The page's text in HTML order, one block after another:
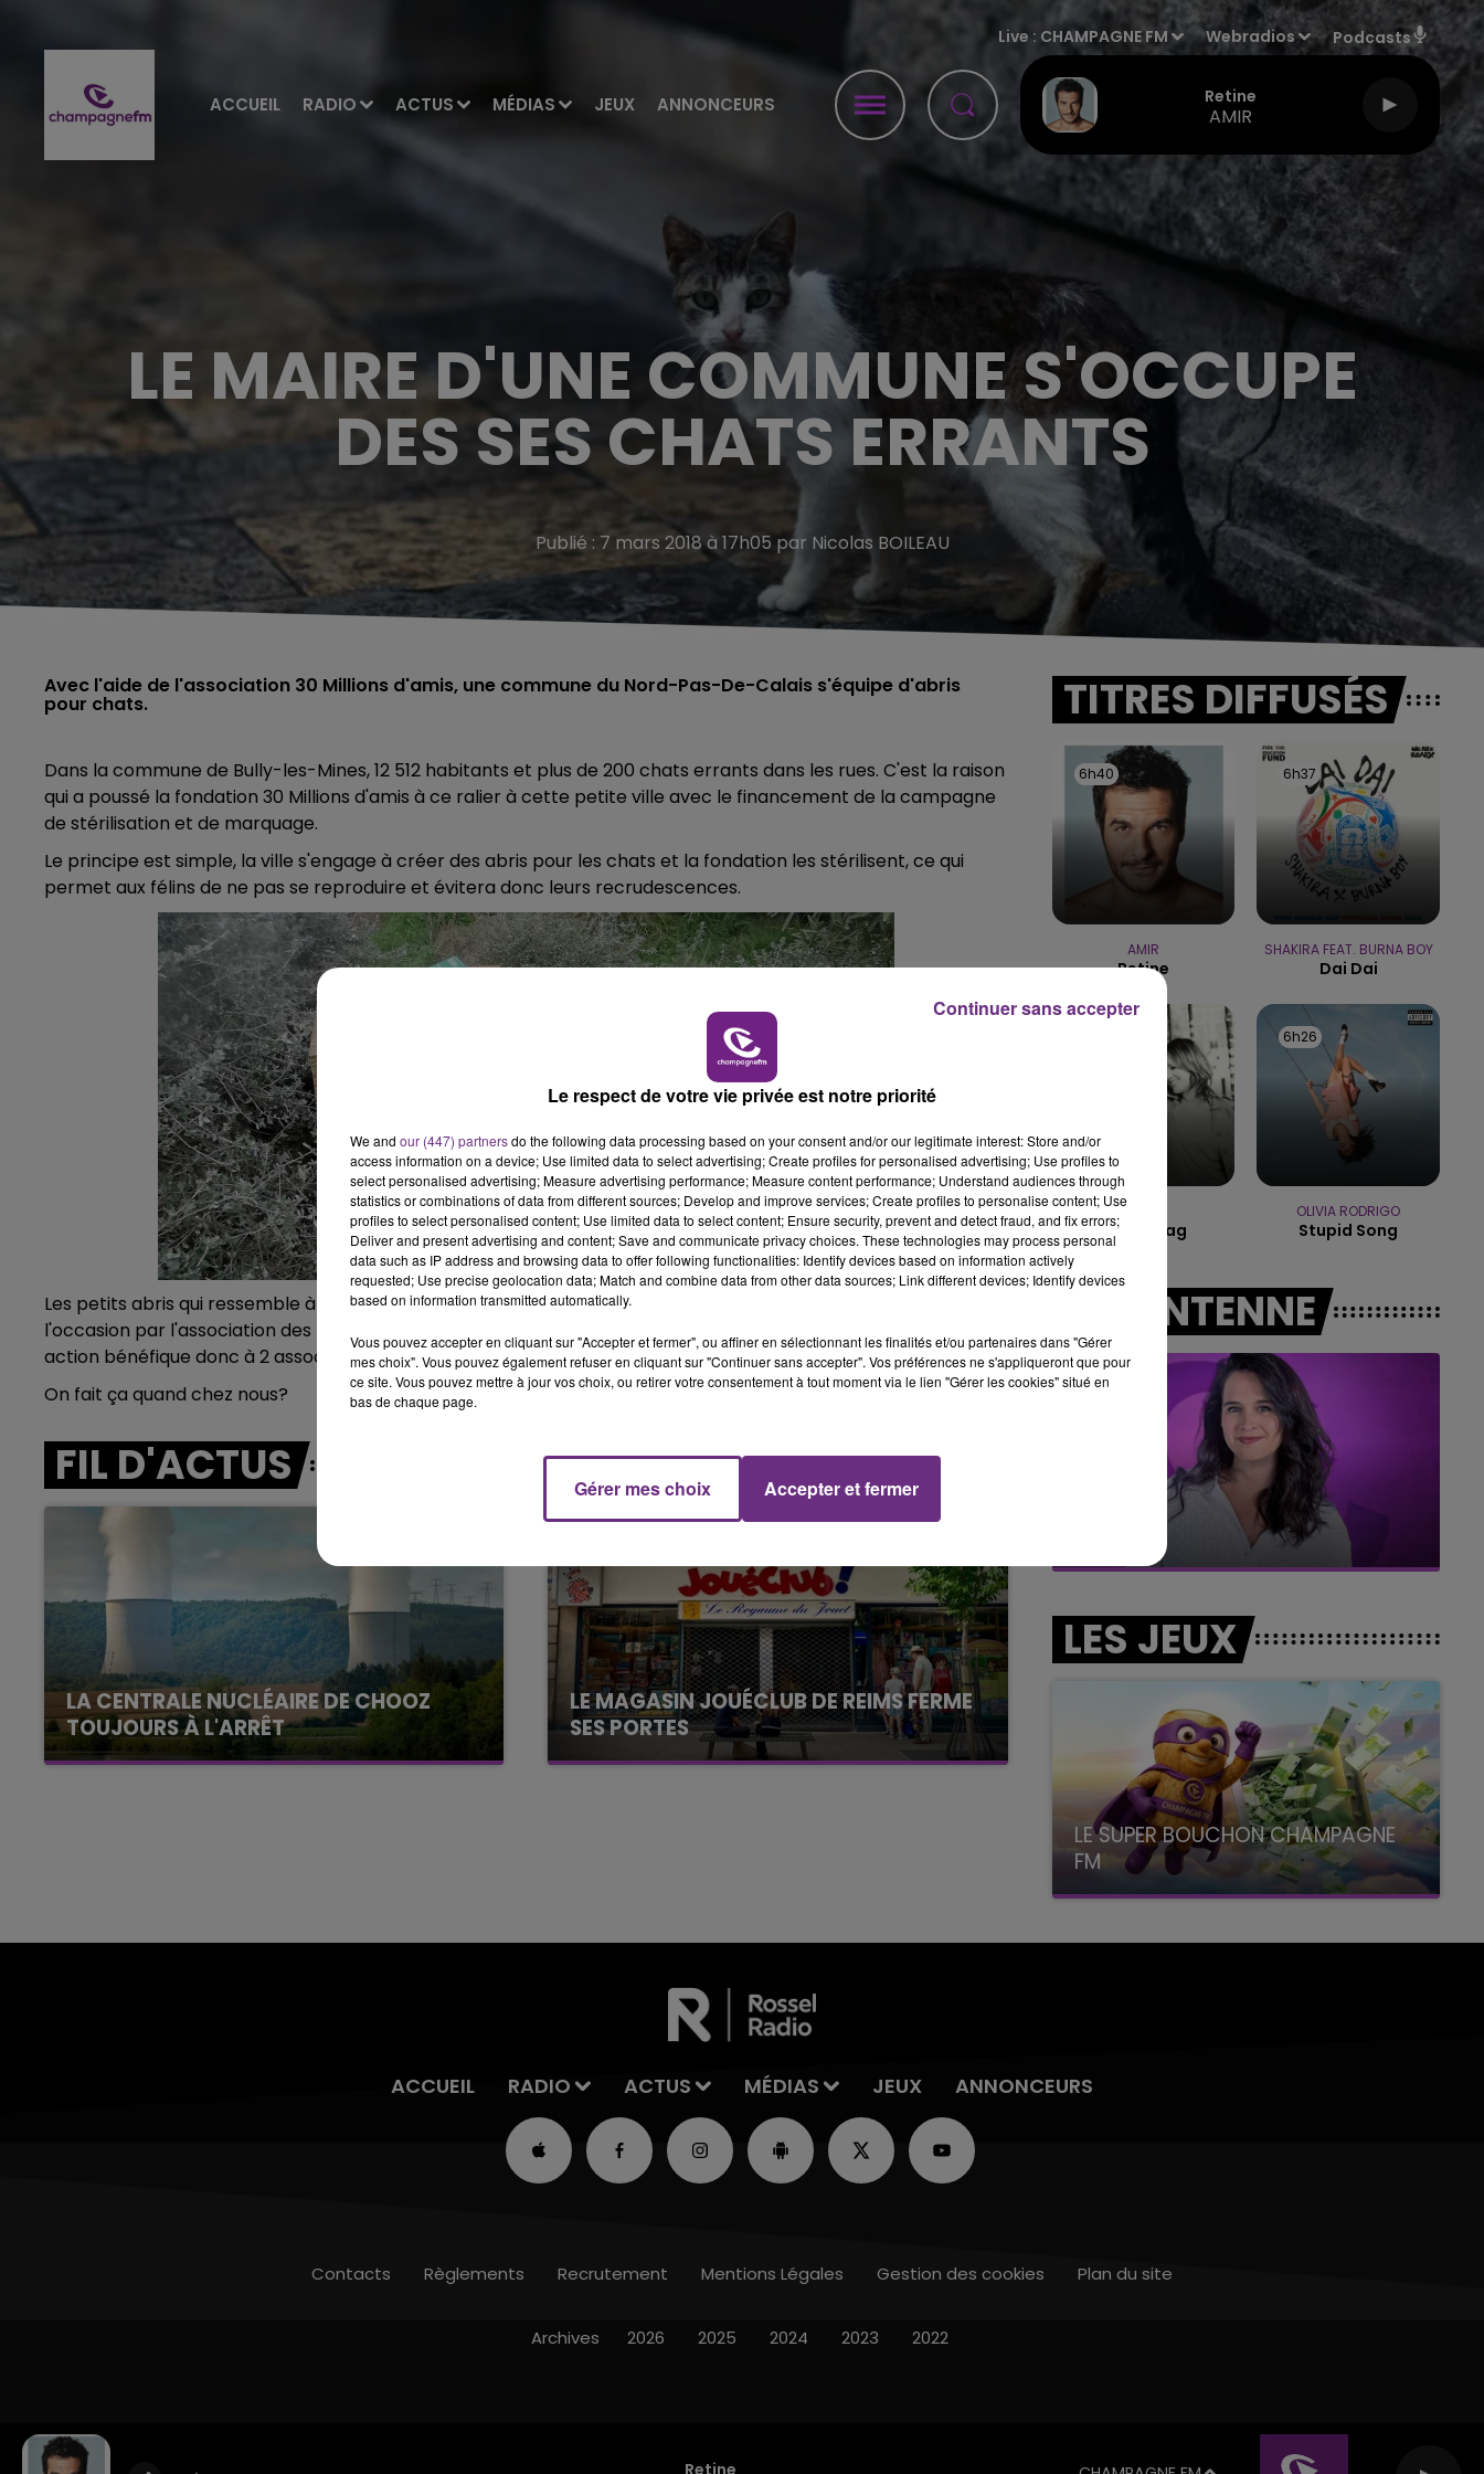
ACCUEIL RADIO ACTUS MÉDIAS JEUX ANNONCEURS
Live : CHAMPAGNE FM Webradios Podcasts
Retine
AMIR
7h00 - 11h00
BEST OF
11h00 - 16h00
LE WEEK-END CHAMPAGNE FM
16h00 - 20h00
LE WEEK-END CHAMPAGNE FM
LE MAIRE D'UNE COMMUNE S'OCCUPE
DES SES CHATS ERRANTS
Publié : 7 mars 2018 à 17h05 par Nicolas BOILEAU
Avec l'aide de l'association 30 Millions d'amis, une commune du Nord-Pas-De-Calais s'équipe d'abris
pour chats.
Dans la commune de Bully-les-Mines,12 512 habitants et plus de 200 chats errants dans les rues. C'est la raison
qui a poussé la fondation 30 Millions d'amis à ce ralier à cette petite ville avec le financement de la campagne
de stérilisation et de marquage.
Le principe est simple, la ville s'engage à créer des abris pour les chats et la fondation les stérilisent, ce qui
permet aux félins de ne pas se reproduire et évitera donc leurs recrudescences.
Les petits abris qui ressemble à des niches en bois peuvent acceuillir cinq à six félins et ont été construits pour
l'occasion par l'association des parents de personnes handicapées intellectuelles du Nord-Pas-De-Calais. Une
action bénéfique donc à 2 associations et l'ensemble des habitants de la commune !
On fait ça quand chez nous?
FIL D'ACTUS
LA CENTRALE NUCLÉAIRE DE CHOOZ
TOUJOURS À L'ARRÊT
Cela fait déjà une semaine que la centrale
LE MAGASIN JOUÉCLUB DE REIMS FERME
SES PORTES
C'était l'une des institutions du centre-ville
TITRES DIFFUSÉS
6h40
6h40
AMIR
Retine
6h37
6h37
SHAKIRA FEAT. BURNA BOY
Dai Dai
White Flag
6h26
6h26
OLIVIA RODRIGO
Stupid Song
A L'ANTENNE
16h00 - 20h00
Le week-end Champagne FM
LES JEUX
LE SUPER BOUCHON CHAMPAGNE
FM
avec La Famille Champagne FM, à 8H10
ACCUEIL RADIO ACTUS MÉDIAS JEUX ANNONCEURS
Retine
Contacts Règlements Recrutement Mentions Légales Gestion des cookies Plan du site
Archives 2026 2025 2024 2023 2022
Le respect de votre vie privée est notre priorité
We and our (447) partnersdo the following data processing based on your consent and/or our legitimate interest: Store and/or
access information on a device; Use limited data to select advertising; Create profiles for personalised advertising; Use profiles to
select personalised advertising; Measure advertising performance; Measure content performance; Understand audiences through
statistics or combinations of data from different sources; Develop and improve services; Create profiles to personalise content; Use
profiles to select personalised content; Use limited data to select content; Ensure security, prevent and detect fraud, and fix errors;
Deliver and present advertising and content; Save and communicate privacy choices. These technologies may process personal
data such as IP address and browsing data to offer following functionalities: Identify devices based on information actively
requested; Use precise geolocation data; Match and combine data from other data sources; Link different devices; Identify devices
based on information transmitted automatically.
Vous pouvez accepter en cliquant sur "Accepter et fermer", ou affiner en sélectionnant les finalités et/ou partenaires dans "Gérer
mes choix". Vous pouvez également refuser en cliquant sur "Continuer sans accepter". Vos préférences ne s'appliqueront que pour
ce site. Vous pouvez mettre à jour vos choix, ou retirer votre consentement à tout moment via le lien "Gérer les cookies" situé en
bas de chaque page.
Gérer mes choix Accepter et fermer
Continuer sans accepter